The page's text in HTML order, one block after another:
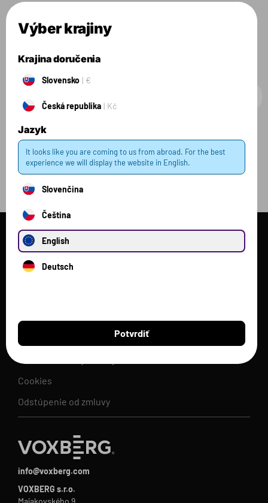
Všetky produkty
Filter 1 zvolený
VARIANT:MANGO
info@voxberg.com
VOXBERG s.r.o.
Majakovského 9
Voxberg
Proteíny
Pomoc
Cookies
Odstúpenie od zmluvy
Výber krajiny
Krajina doručenia
Slovensko €
Česká republika Kč
Jazyk
It looks like you are coming to us from abroad. For the best
experience we will display the website in English.
Slovenčina
Čeština
English
Deutsch
Potvrdiť